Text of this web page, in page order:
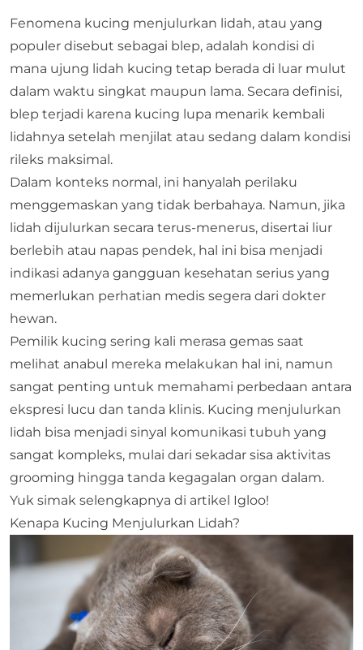
Fenomena kucing menjulurkan lidah, atau yang
populer disebut sebagai blep, adalah kondisi di
mana ujung lidah kucing tetap berada di luar mulut
dalam waktu singkat maupun lama. Secara definisi,
blep terjadi karena kucing lupa menarik kembali
lidahnya setelah menjilat atau sedang dalam kondisi
rileks maksimal.
Dalam konteks normal, ini hanyalah perilaku
menggemaskan yang tidak berbahaya. Namun, jika
lidah dijulurkan secara terus-menerus, disertai liur
berlebih atau napas pendek, hal ini bisa menjadi
indikasi adanya gangguan kesehatan serius yang
memerlukan perhatian medis segera dari dokter
hewan.
Pemilik kucing sering kali merasa gemas saat
melihat anabul mereka melakukan hal ini, namun
sangat penting untuk memahami perbedaan antara
ekspresi lucu dan tanda klinis. Kucing menjulurkan
lidah bisa menjadi sinyal komunikasi tubuh yang
sangat kompleks, mulai dari sekadar sisa aktivitas
grooming hingga tanda kegagalan organ dalam.
Yuk simak selengkapnya di artikel Igloo!
Kenapa Kucing Menjulurkan Lidah?